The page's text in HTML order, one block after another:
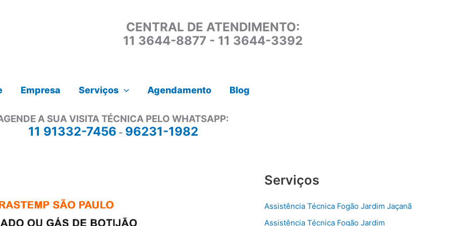
CENTRAL DE ATENDIMENTO:
11 3644-8877 - 11 3644-3392
Empresa Serviços Agendamento Blog
A SUA VISITA TÉCNICA PELO WHATSAPP:
11 91332-7456 - 96231-1982
Serviços
Assistência Técnica Fogão Jardim Jaçanã
Assistência Técnica Fogão Jardim